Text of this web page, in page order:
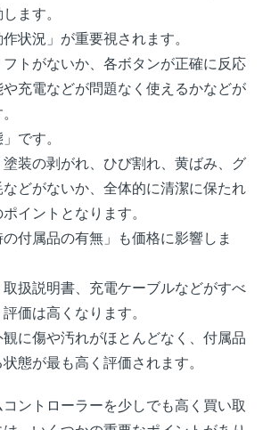
ます。
状況」が重要視されます。
トがないか、各ボタンが正確に反応
充電などが問題なく使えるかなどが
です。
装の剥がれ、ひび割れ、黄ばみ、グ
などがないか、全体的に清潔に保たれ
イントとなります。
付属品の有無」も価格に影響しま
扱説明書、充電ケーブルなどがすべ
価は高くなります。
に傷や汚れがほとんどなく、付属品
態が最も高く評価されます。
ントローラーを少しでも高く買い取